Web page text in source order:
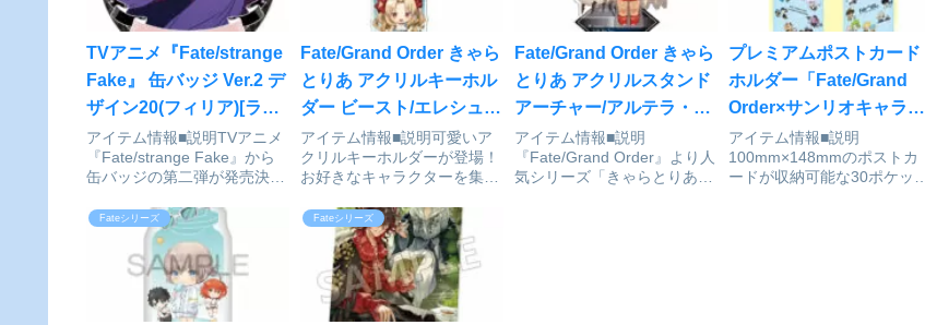
TVアニメ『Fate/strange
Fake』 缶バッジ Ver.2 デ
ザイン20(フィリア)[ライ
センスエージェント]が予
約受付中
アイテム情報■説明TVアニメ
『Fate/strange Fake』から
缶バッジの第二弾が発売決
と回り大きい、パッと目を引
く存在感☆バッグ等に付けて
お楽しみいただけます。
Fate/strange Fake_缶バッジ
Fate/Grand Order きゃら
とりあ アクリルキーホル
ダー ビースト/エレシュキ
ガル[アルジャーノンプロ
ダクト]が予約受付中
アイテム情報■説明可愛いア
クリルキーホルダーが登場！
お好きなキャラクターを集め
でも⼀緒にお出かけできま
す。アクリルスタンドも同時
発売！Fate/Grand Order_き
ゃらとりあ アクリルキーホル
ダー ビースト/...
Fate/Grand Order きゃら
とりあ アクリルスタンド
アーチャー/アルテラ・
ザ・サン〔タ〕[アルジャ
ーノンプロダクト]が予約
受付開始
アイテム情報■説明
『Fate/Grand Order』より人
気シリーズ「きゃらとりあ」
プレミアムポストカード
ホルダー「Fate/Grand
Order×サンリオキャラク
ターズ」01/集合デザイン
(描き下ろしイラスト)[A3]
が予約受付開始
アイテム情報■説明
100mm×148mmのポストカ
ードが収納可能な30ポケット
Fateシリーズ Fateシリーズ